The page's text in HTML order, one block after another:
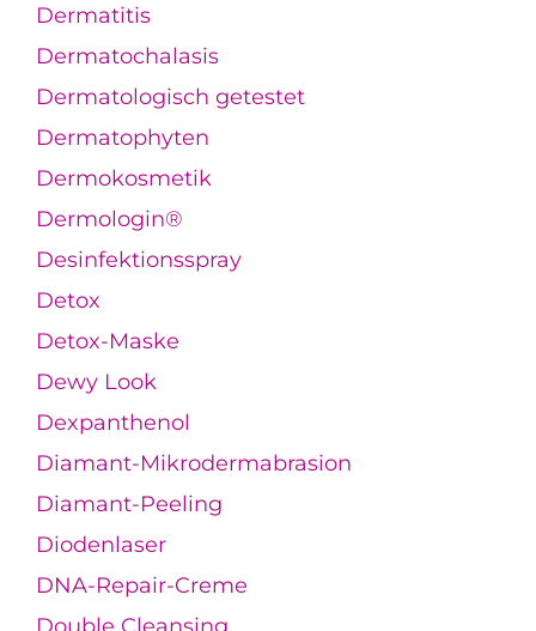
Dermatitis
Dermatochalasis
Dermatologisch getestet
Dermatophyten
Dermokosmetik
Dermologin®
Desinfektionsspray
Detox
Detox-Maske
Dewy Look
Dexpanthenol
Diamant-Mikrodermabrasion
Diamant-Peeling
Diodenlaser
DNA-Repair-Creme
Double Cleansing